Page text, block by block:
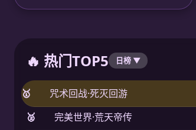
🔥 热门TOP5 日榜 ▼
🥇 咒术回战·死灭回游
🥈
完美世界·荒天帝传